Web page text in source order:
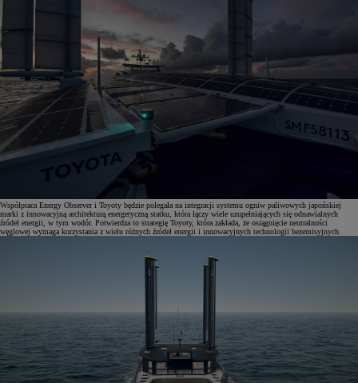
Współpraca Energy Observer i Toyoty będzie polegała na integracji systemu ogniw paliwowych japońskiej
marki z innowacyjną architekturą energetyczną statku, która łączy wiele uzupełniających się odnawialnych
źródeł energii, w tym wodór. Potwierdza to strategię Toyoty, która zakłada, że osiągnięcie neutralności
węglowej wymaga korzystania z wielu różnych źródeł energii i innowacyjnych technologii bezemisyjnych.